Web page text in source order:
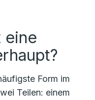
eine
Form im
Teilen: einem